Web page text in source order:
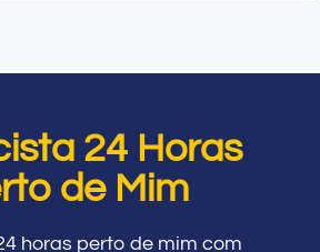
24 Horas
de Mim
horas perto de mim com